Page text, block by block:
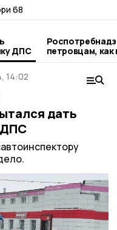
ДПС
петровцам,
арбузы и дыни
14:02
дать
ДПС